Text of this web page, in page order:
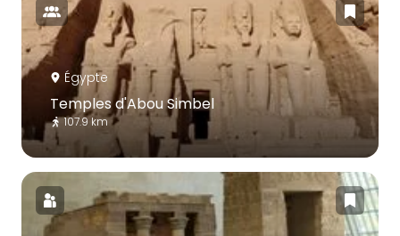
Égypte
Temples d'Abou Simbel
107.9 km